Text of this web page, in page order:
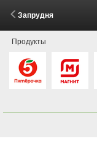
Запрудня
Продукты